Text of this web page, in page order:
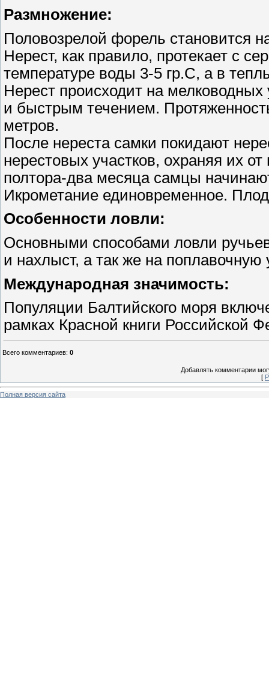
Размножение:
Половозрелой форель становится
Нерест, как правило, протекает с
температуре воды 3-5 гр.С, а в
Нерест происходит на мелководных
и быстрым течением.
метров.
После нереста самки покидают
нерестовых участков, охраняя их
полтора-два месяца самцы
Икрометание единовременное.
Особенности ловли:
Основными способами ловли
и нахлыст, а так же на поплавочную
Международная значимость:
Популяции Балтийского моря
рамках Красной книги Российской
Всего комментариев: 0
Добавлять комментарии
[
Полная версия сайта